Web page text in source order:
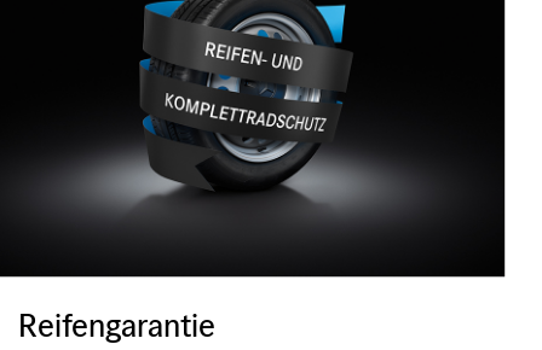
Reifengarantie